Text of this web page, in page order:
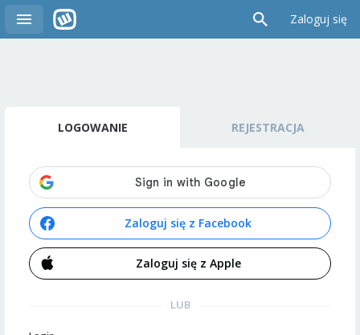
Zaloguj się
LOGOWANIE REJESTRACJA
Zaloguj się z Facebook
Zaloguj się z Apple
LUB